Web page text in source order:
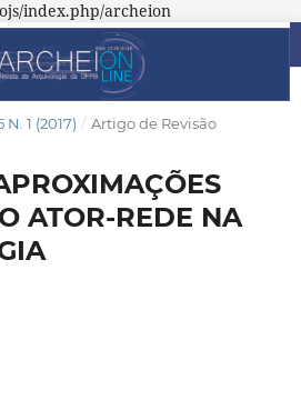
index.php/archeion
N. 1 (2017) / Artigo de Revisão
ATOR-REDE NA